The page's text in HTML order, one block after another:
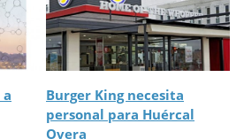
Burger King necesita
personal para Huércal
Overa